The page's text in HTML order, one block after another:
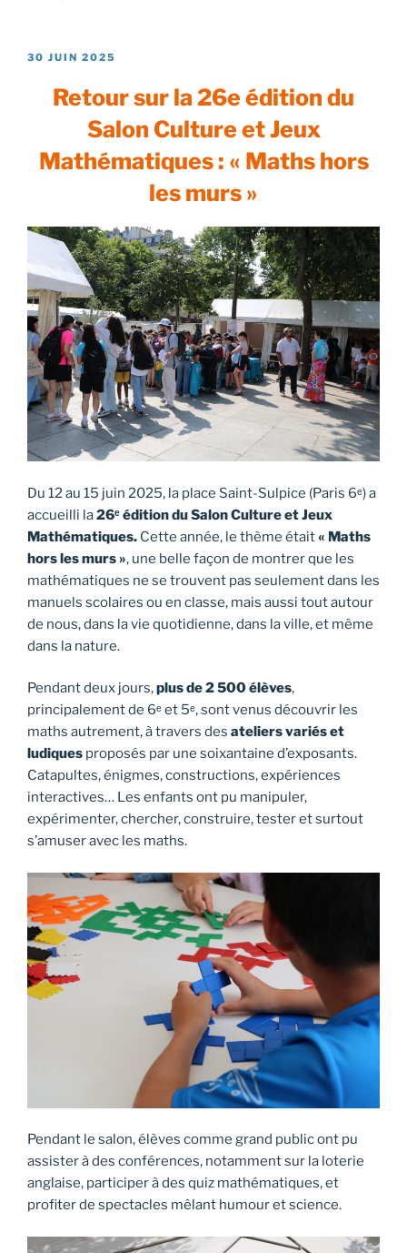
PUBLIÉ
30 JUIN 2025
Retour sur la 26e édition du
Salon Culture et Jeux
Mathématiques : « Maths hors
les murs »
Du 12 au 15 juin 2025, la place Saint-Sulpice (Paris 6ᵉ) a
accueilli la26ᵉ édition du Salon Culture et Jeux
Mathématiques. Cette année, le thème était« Maths
hors les murs », une belle façon de montrer que les
mathématiques ne se trouvent pas seulement dans les
manuels scolaires ou en classe, mais aussi tout autour
de nous, dans la vie quotidienne, dans la ville, et même
dans la nature.
Pendant deux jours,plus de 2 500 élèves,
principalement de 6ᵉ et 5ᵉ, sont venus découvrir les
maths autrement, à travers des ateliers variés et
ludiques proposés par une soixantaine d’exposants.
Catapultes, énigmes, constructions, expériences
interactives… Les enfants ont pu manipuler,
expérimenter, chercher, construire, tester et surtout
s’amuser avec les maths.
Pendant le salon, élèves comme grand public ont pu
assister à des conférences, notamment sur la loterie
anglaise, participer à des quiz mathématiques, et
profiter de spectacles mêlant humour et science.